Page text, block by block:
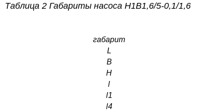
Таблица 2 Габариты насоса Н1В1,6/5-0,1/1,6
габарит
L
В
Н
l
l1
l4